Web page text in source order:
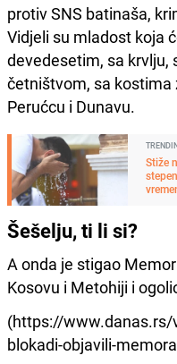
protiv SNS batinaša,
Vidjeli su mladost koja
devedesetim, sa krvlju,
četništvom, sa kostima
Perućcu i Dunavu.
Stiže
Šešelju, ti li si?
A onda je stigao
Kosovu i Metohiji i
(https://
blokadi-objavili-